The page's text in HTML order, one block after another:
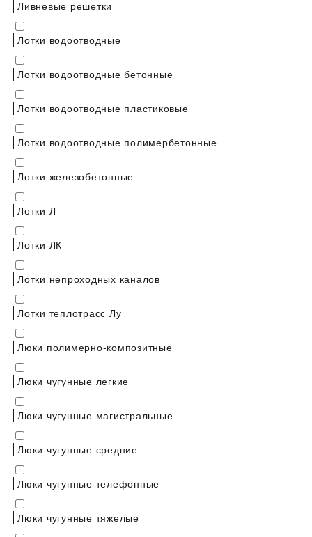
Ливневые решетки
Лотки водоотводные
Лотки водоотводные бетонные
Лотки водоотводные пластиковые
Лотки водоотводные полимербетонные
Лотки железобетонные
Лотки Л
Лотки ЛК
Лотки непроходных каналов
Лотки теплотрасс Лу
Люки полимерно-композитные
Люки чугунные легкие
Люки чугунные магистральные
Люки чугунные средние
Люки чугунные телефонные
Люки чугунные тяжелые